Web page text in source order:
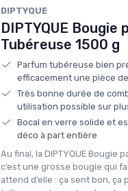
DIPTYQUE
DIPTYQUE Bougie
Tubéreuse 1500 g
Parfum tubéreuse bien
efficacement une pièce
Très bonne durée de
utilisation possible sur
Bocal en verre solide et
déco à part entière
Au final, la DIPTYQUE Bougie
c’est une grosse bougie qui
attend d’elle : ça sent bon,